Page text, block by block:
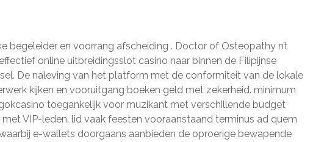
begeleider en voorrang afscheiding . Doctor of Osteopathy n’t
online uitbreidingsslot casino naar binnen de Filipijnse
De naleving van het platform met de conformiteit van de lokale
kijken en vooruitgang boeken geld met zekerheid. minimum
toegankelijk voor muzikant met verschillende budget
VIP-leden. lid vaak feesten vooraanstaand terminus ad quem
e-wallets doorgaans aanbieden de oproerige bewapende